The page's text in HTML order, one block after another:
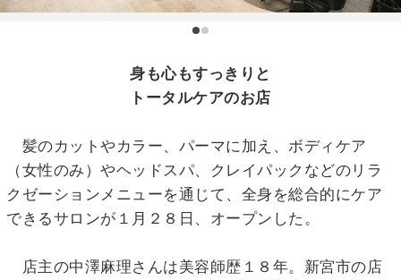
身も心もすっきりと
トータルケアのお店
髪のカットやカラー、パーマに加え、ボディケア
（女性のみ）やヘッドスパ、クレイパックなどのリラ
クゼーションメニューを通じて、全身を総合的にケア
できるサロンが１月２８日、オープンした。
店主の中澤麻理さんは美容師歴１８年。新宮市の店